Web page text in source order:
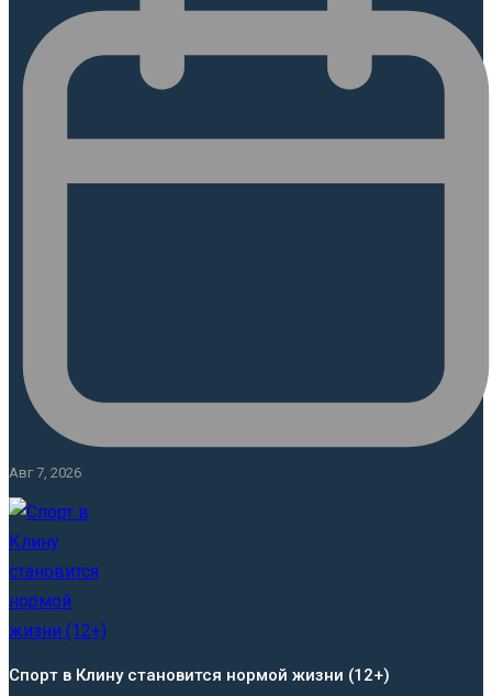
Авг 7, 2026
Спорт в Клину становится нормой жизни (12+)